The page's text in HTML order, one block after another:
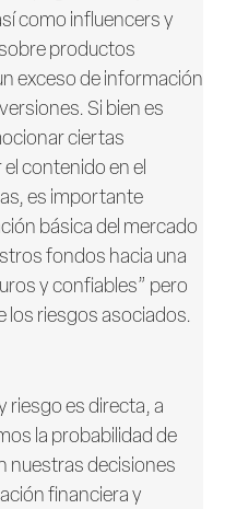
como influencers y
productos
exceso de información
Si bien es
ciertas
contenido en el
es importante
básica del mercado
fondos hacia una
y confiables” pero
los riesgos asociados.
riesgo es directa, a
la probabilidad de
nuestras decisiones
financiera y